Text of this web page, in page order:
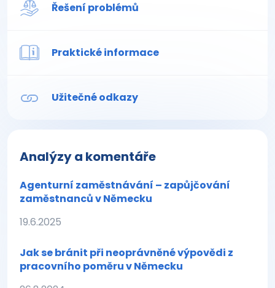
Řešení problémů
Praktické informace
Užitečné odkazy
Analýzy a komentáře
Agenturní zaměstnávání – zapůjčování
zaměstnanců v Německu
19.6.2025
Jak se bránit při neoprávněné výpovědi z
pracovního poměru v Německu